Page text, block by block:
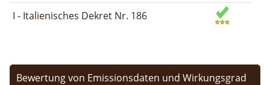
I - Italienisches Dekret Nr. 186
Bewertung von Emissionsdaten und Wirkungsgrad